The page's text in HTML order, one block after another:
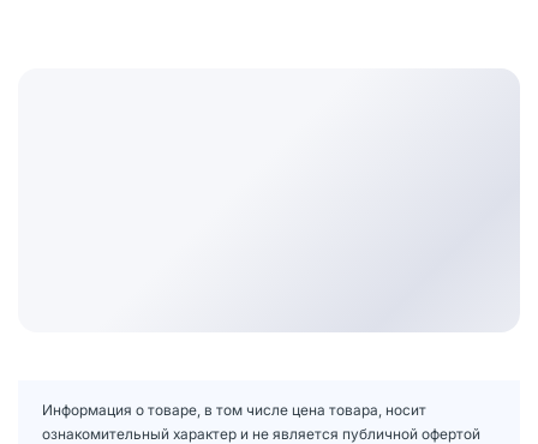
Информация о товаре, в том числе цена товара, носит
ознакомительный характер и не является публичной офертой